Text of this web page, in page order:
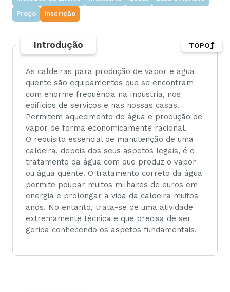
Preço
Inscrição
Introdução
As caldeiras para produção de vapor e água
quente são equipamentos que se encontram
com enorme frequência na Indústria, nos
edifícios de serviços e nas nossas casas.
Permitem aquecimento de água e produção de
vapor de forma economicamente racional.
O requisito essencial de manutenção de uma
caldeira, depois dos seus aspetos legais, é o
tratamento da água com que produz o vapor
ou água quente. O tratamento correto da água
permite poupar muitos milhares de euros em
energia e prolongar a vida da caldeira muitos
anos. No entanto, trata-se de uma atividade
extremamente técnica e que precisa de ser
gerida conhecendo os aspetos fundamentais.
TOPO